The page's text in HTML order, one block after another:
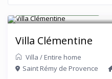
Villa Clémentine
Villa / Entire home
Saint Rémy de Provence